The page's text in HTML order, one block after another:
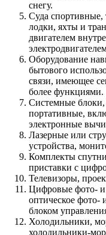
снегу.
Суда спортивные,
лодки, яхты и
двигателем
Оборудование
бытового
связи, имеющее
более функциями.
Системные
портативные,
электронные
Лазерные или
устройства,
Комплекты
приставки с
Телевизоры,
Цифровые фото-
оптическое
блоком
Холодильники,
холодильники-